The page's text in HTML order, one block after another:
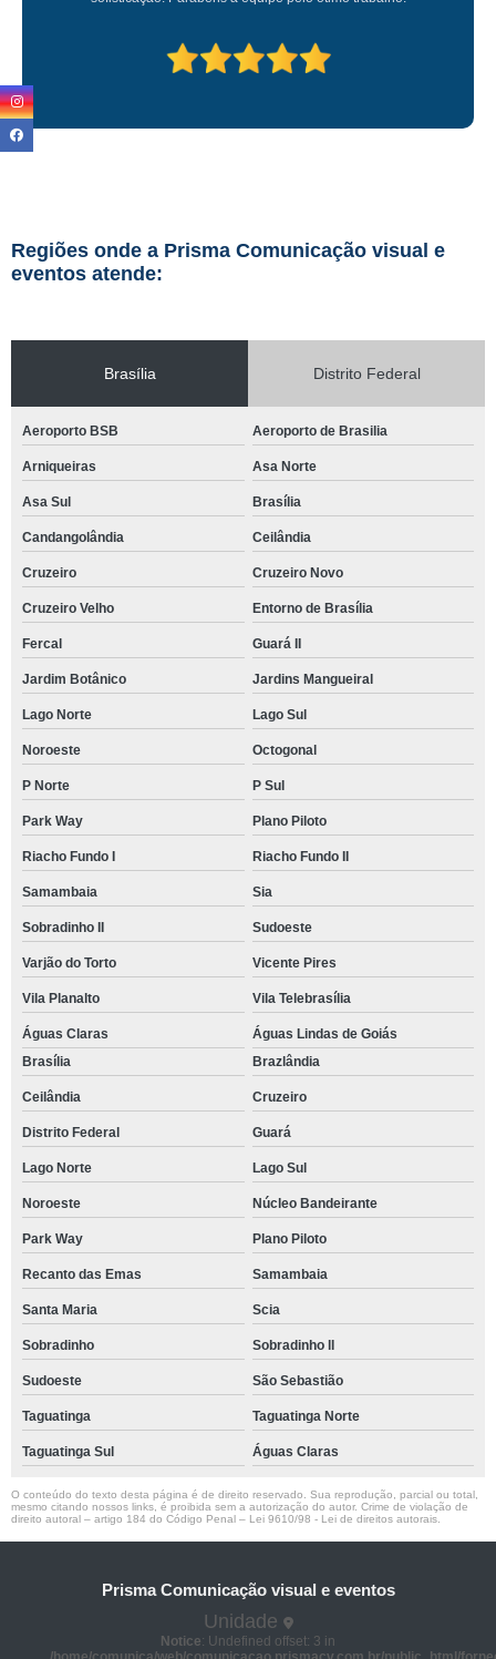
Regiões onde a Prisma Comunicação visual e
eventos atende:
Brasília Distrito Federal
Aeroporto BSB Aeroporto de Brasilia
Arniqueiras Asa Norte
Asa Sul Brasília
Candangolândia Ceilândia
Cruzeiro Cruzeiro Novo
Cruzeiro Velho Entorno de Brasília
Fercal Guará II
Jardim Botânico Jardins Mangueiral
Lago Norte Lago Sul
Noroeste Octogonal
P Norte P Sul
Park Way Plano Piloto
Riacho Fundo I Riacho Fundo II
Samambaia Sia
Sobradinho II Sudoeste
Varjão do Torto Vicente Pires
Vila Planalto Vila Telebrasília
Águas Claras
Águas Lindas de Goiás
Brasília
Brazlândia
Ceilândia Cruzeiro
Distrito Federal Guará
Lago Norte Lago Sul
Noroeste Núcleo Bandeirante
Park Way Plano Piloto
Recanto das Emas Samambaia
Santa Maria Scia
Sobradinho Sobradinho ll
Sudoeste São Sebastião
Taguatinga Taguatinga Norte
Taguatinga Sul Águas Claras
O conteúdo do texto desta página é de direito reservado. Sua reprodução, parcial ou total,
mesmo citando nossos links, é proibida sem a autorização do autor. Crime de violação de
direito autoral – artigo 184 do Código Penal – Lei 9610/98 - Lei de direitos autorais
Prisma Comunicação visual e eventos
Unidade
Notice: Undefined offset: 3 in